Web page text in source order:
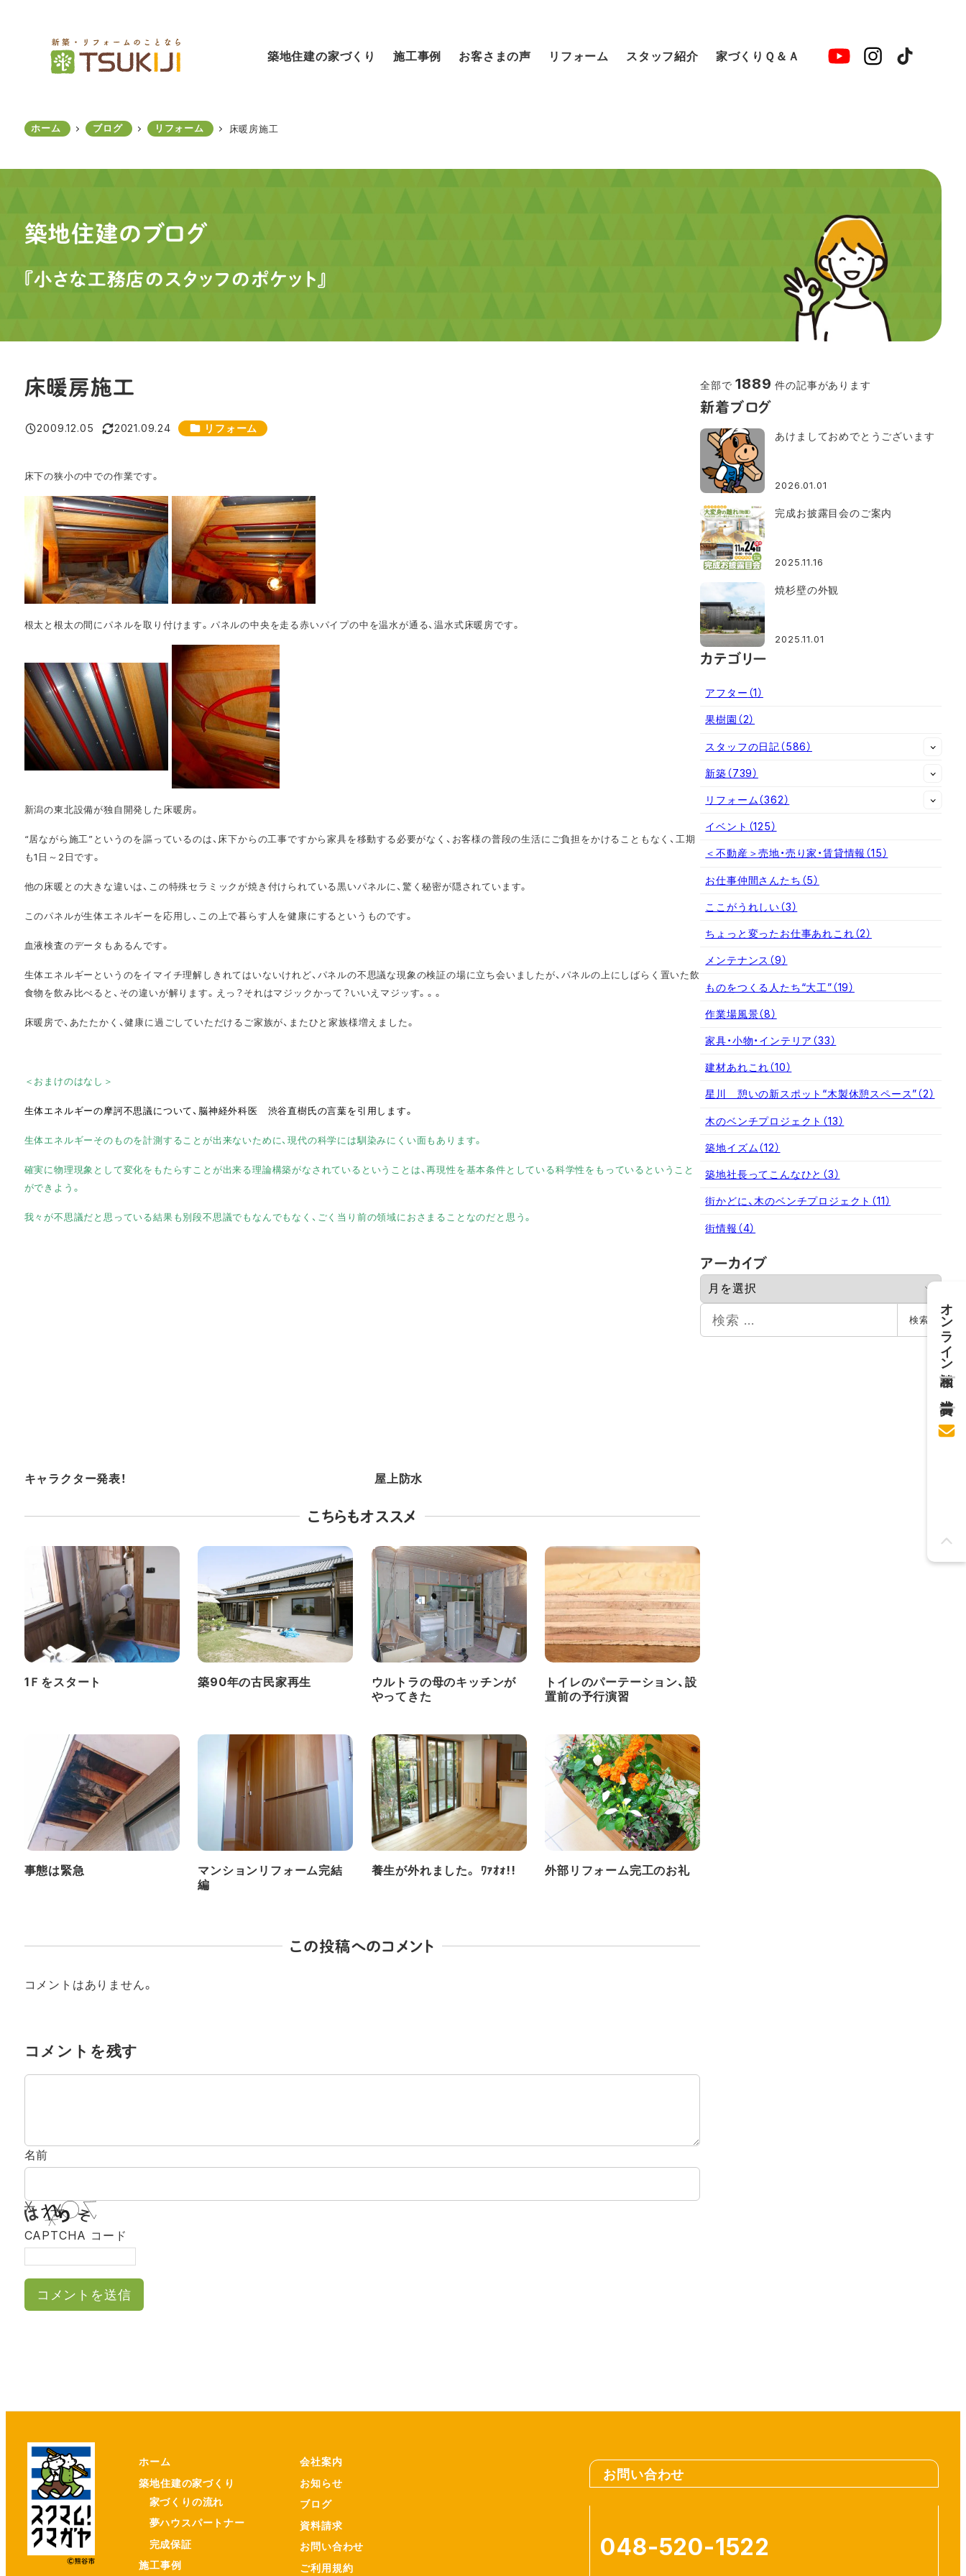
築地住建の家づくり 施工事例 お客さまの声 リフォーム スタッフ紹介 家づくりＱ＆Ａ
ホーム ブログ リフォーム 床暖房施工
築地住建のブログ
『小さな工務店のスタッフのポケット』
床暖房施工
投稿日
2009.12.05
更新日
2021.09.24 カテゴリー
リフォーム
床下の狭小の中での作業です。
根太と根太の間にパネルを取り付けます。パネルの中央を走る赤いパイプの中を温水が通る、温水式床暖房です。
新潟の東北設備が独自開発した床暖房。
“居ながら施工”というのを謳っているのは、床下からの工事ですから家具を移動する必要がなく、お客様の普段の生活にご負担をかけることもなく、工期
も1日～2日です。
他の床暖との大きな違いは、この特殊セラミックが焼き付けられている黒いパネルに、驚く秘密が隠されています。
このパネルが生体エネルギーを応用し、この上で暮らす人を健康にするというものです。
血液検査のデータもあるんです。
生体エネルギーというのをイマイチ理解しきれてはいないけれど、パネルの不思議な現象の検証の場に立ち会いましたが、パネルの上にしばらく置いた飲
食物を飲み比べると、その違いが解ります。えっ？それはマジックかって？いいえマジッす。。。
床暖房で、あたたかく、健康に過ごしていただけるご家族が、またひと家族様増えました。
＜おまけのはなし＞
生体エネルギーの摩訶不思議について、脳神経外科医 渋谷直樹氏の言葉を引用します。
生体エネルギーそのものを計測することが出来ないために、現代の科学には馴染みにくい面もあります。
確実に物理現象として変化をもたらすことが出来る理論構築がなされているということは、再現性を基本条件としている科学性をもっているということ
ができよう。
我々が不思議だと思っている結果も別段不思議でもなんでもなく、ごく当り前の領域におさまることなのだと思う。
キャラクター発表！ 屋上防水
こちらもオススメ
1Ｆをスタート 築90年の古民家再生
ウルトラの母のキッチンが
やってきた
トイレのパーテーション、設
置前の予行演習
事態は緊急
マンションリフォーム完結
編
養生が外れました。 ﾜｧｵｫ!! 外部リフォーム完工のお礼
この投稿へのコメント
コメントはありません。
コメントを残す
名前
CAPTCHA コード
全部で1889 件の記事があります
新着ブログ
あけましておめでとうございます
2026.01.01
完成お披露目会のご案内
2025.11.16
焼杉壁の外観
2025.11.01
カテゴリー
アフター （1）
果樹園 （2）
スタッフの日記（586）
新築（739）
リフォーム（362）
イベント （125）
＜不動産＞売地・売り家・賃貸情報 （15）
お仕事仲間さんたち （5）
ここがうれしい（3）
ちょっと変ったお仕事あれこれ（2）
メンテナンス （9）
ものをつくる人たち“大工”（19）
作業場風景（8）
家具・小物・インテリア （33）
建材あれこれ（10）
星川 憩いの新スポット“木製休憩スペース”（2）
木のベンチプロジェクト （13）
築地イズム（12）
築地社長ってこんなひと （3）
街かどに、木のベンチプロジェクト （11）
街情報 （4）
アーカイブ
ー
イ
検
検索
ホーム
築地住建の家づくり
家づくりの流れ
夢ハウスパートナー
完成保証
施工事例
会社案内
お知らせ
ブログ
資料請求
お問い合わせ
ご利用規約
お問い合わせ
048-520-1522
オンライン相談